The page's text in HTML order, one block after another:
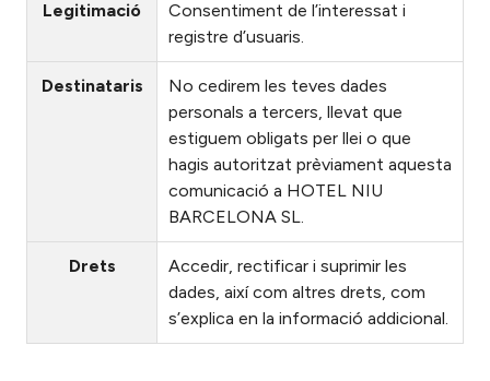
Legitimació
Consentiment de l’interessat i
registre d’usuaris.
Destinataris
No cedirem les teves dades
personals a tercers, llevat que
estiguem obligats per llei o que
hagis autoritzat prèviament aquesta
comunicació a HOTEL NIU
BARCELONA SL.
Drets
Accedir, rectificar i suprimir les
dades, així com altres drets, com
s’explica en la informació addicional.